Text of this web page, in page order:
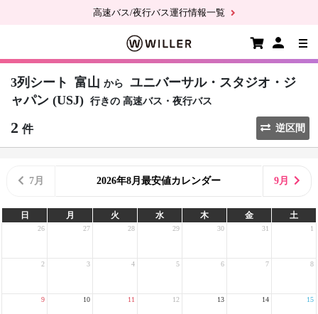
高速バス/夜行バス運行情報一覧
3列シート 富山 から
ユニバーサル・スタジオ・ジ
ャパン (USJ) 行きの 高速バス・夜行バス
2 件 逆区間
7月 2026年8月最安値カレンダー 9月
日 月 火 水 木 金 土
26 27 28 29 30 31 1
2 3 4 5 6 7 8
9 10 11 12 13 14 15